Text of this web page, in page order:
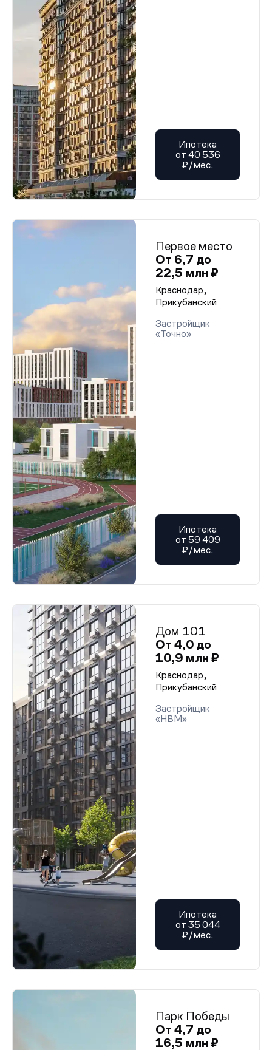
Ипотека
от 40 536
₽/мес.
Первое место
От 6,7 до
22,5 млн ₽
Краснодар,
Прикубанский
Застройщик
«Точно»
Ипотека
от 59 409
₽/мес.
Дом 101
От 4,0 до
10,9 млн ₽
Краснодар,
Прикубанский
Застройщик
«НВМ»
Ипотека
от 35 044
₽/мес.
Парк Победы
От 4,7 до
16,5 млн ₽